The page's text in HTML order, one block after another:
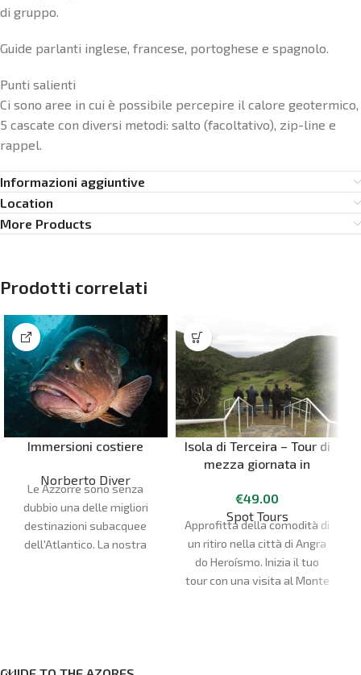
di gruppo.
Guide parlanti inglese, francese, portoghese e spagnolo.
Punti salienti
Ci sono aree in cui è possibile percepire il calore geotermico,
5 cascate con diversi metodi: salto (facoltativo), zip-line e
rappel.
Informazioni aggiuntive
Location
More Products
Prodotti correlati
Immersioni costiere
Norberto Diver
Le Azzorre sono senza
dubbio una delle migliori
destinazioni subacquee
dell'Atlantico. La nostra
Isola di Terceira – Tour di
mezza giornata in
€49.00
Spot Tours
Approfitta della comodità di
un ritiro nella città di Angra
do Heroísmo. Inizia il tuo
tour con una visita al Monte